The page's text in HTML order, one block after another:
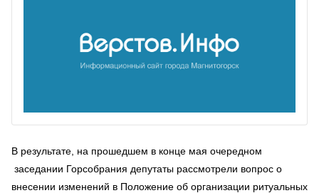
В результате, на прошедшем в конце мая очередном
заседании Горсобрания депутаты рассмотрели вопрос о
внесении изменений в Положение об организации ритуальных